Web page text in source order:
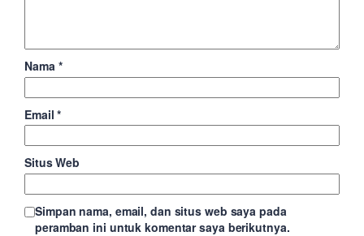
Nama *
Email*
Situs Web
Simpan nama, email, dan situs web saya pada
peramban ini untuk komentar saya berikutnya.